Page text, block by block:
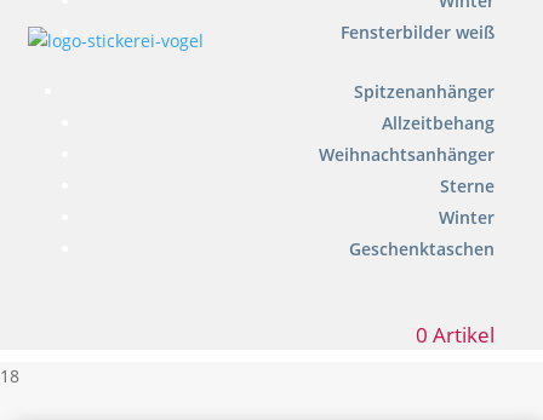
Fensterbilder weiß
Spitzenanhänger
Allzeitbehang
Weihnachtsanhänger
Sterne
Winter
Geschenktaschen
0 Artikel
18